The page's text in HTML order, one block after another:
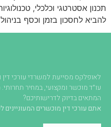
תכנון אסטרטגי וכלכלי,
להביא לחסכון בזמן וכסף
לאופלקס מסייעת למשרדי עורכי
עו״ד מוכשר ומקצועי, במחיר
המתאים בדיוק לדרישותיכם?
אתם עורכי דין מוכשרים המעוניינים